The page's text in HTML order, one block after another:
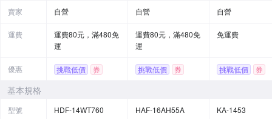
賣家 自營 自營 自營
運費
運費80元，滿480免
運
運費80元，滿480免
運
免運費
優惠 挑戰低價 券 挑戰低價 券 挑戰低價 券
基本規格
型號 HDF-14WT760 HAF-16AH55A KA-1453